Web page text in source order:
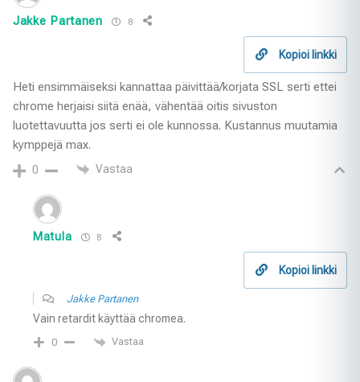
Jakke Partanen 8
Kopioi linkki
Heti ensimmäiseksi kannattaa päivittää/korjata SSL serti ettei
chrome herjaisi siitä enää, vähentää oitis sivuston
luotettavuutta jos serti ei ole kunnossa. Kustannus muutamia
kymppejä max.
0 Vastaa
Matula 8
Kopioi linkki
Jakke Partanen
Vain retardit käyttää chromea.
0 Vastaa